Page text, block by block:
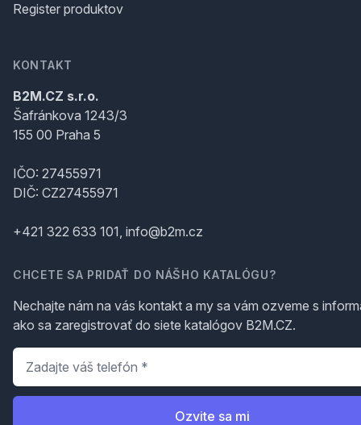
Register produktov
KONTAKT
B2M.CZ s.r.o.
Šafránkova 1243/3
155 00 Praha 5
IČO: 27455971
DIČ: CZ27455971
+421 322 633 101, info@b2m.cz
CHCETE SA PRIDAŤ DO NÁŠHO KATALÓGU?
Nechajte nám na vás kontakt a my sa vám ozveme s
ako sa zaregistrovať do siete katalógov B2M.CZ.
Telefón
Ozvite sa mi